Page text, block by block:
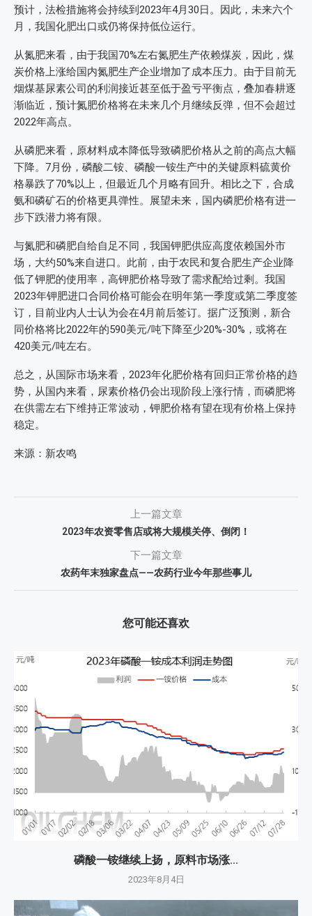
预计，法检措施将会持续到2023年4月30日。因此，未来六个
月，我国化肥出口或仍将保持低位运行。
从氮肥来看，由于我国70%左右氮肥生产依赖煤炭，因此，煤
炭价格上涨给国内氮肥生产企业增加了成本压力。由于目前无
烟煤基尿素公司的利润接近甚至低于盈亏平衡点，叠加春耕逐
渐临近，预计氮肥价格将在未来几个月继续反弹，但不会超过
2022年高点。
从磷肥来看，原材料成本降低导致磷肥价格从之前的高点大幅
下降。7月份，磷酸二铵、磷酸一铵生产中的关键原料硫黄价
格暴跌了70%以上，但最近几个月略有回升。相比之下，合成
氨和磷矿石的价格更具弹性。展望未来，国内磷肥价格有进一
步下跌潜力将有限。
与氮肥和磷肥自给自足不同，我国钾肥供应高度依赖国外市
场，大约50%来自进口。此前，由于农民和复合肥生产企业降
低了钾肥的使用率，高钾肥价格导致了需求配给过剩。我国
2023年钾肥进口合同价格可能会在明年第一季度或第二季度签
订，目前业内人士认为会在4月前后签订。据广泛预测，新合
同价格将比2022年的590美元/吨下降至少20%-30%，或将在
420美元/吨左右。
总之，从国际市场来看，2023年化肥价格有回归正常价格的趋
势，从国内来看，尿素价格仍会出现阶段上涨行情，而磷肥将
在供需左右下维持正常波动，钾肥价格有望在现有价格上保持
稳定。
来源：新农鸣
上一篇文章
2023年农资零售店或将大规模关停、倒闭！
下一篇文章
农药年末独家盘点——农药行业今年那些事儿
您可能还喜欢
磷酸一铵继续上扬，原料市场涨...
2023年8月4日